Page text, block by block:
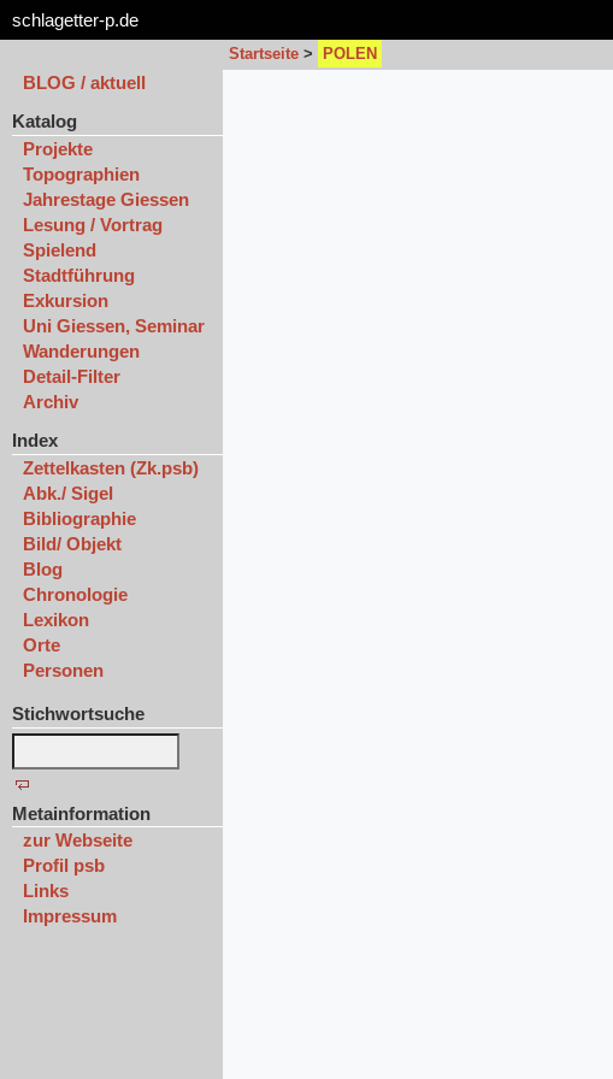
schlagetter-p.de
Startseite > POLEN
BLOG / aktuell
Katalog
Projekte
Topographien
Jahrestage Giessen
Lesung / Vortrag
Spielend
Stadtführung
Exkursion
Uni Giessen, Seminar
Wanderungen
Detail-Filter
Archiv
Index
Zettelkasten (Zk.psb)
Abk./ Sigel
Bibliographie
Bild/ Objekt
Blog
Chronologie
Lexikon
Orte
Personen
Stichwortsuche
Metainformation
zur Webseite
Profil psb
Links
Impressum